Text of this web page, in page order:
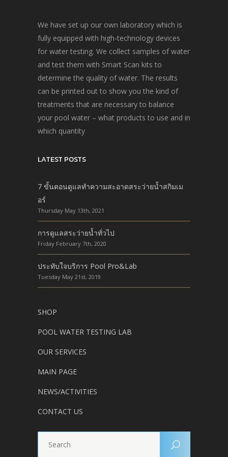
We have set up our own laboratory which is
fully equipped with high-technology devices
for water testing. We collect samples of water
and test them with Smart Scan kits to
determine the quality of water. The results
can be printed out to show you the kind of
treatments that are necessary to balance
your pool water – what products to use and in
which quantity
LATEST POSTS
7 ขั้นตอนดูแลทำความสะอาดสระว่ายน้ำสกิมเม
อร์
Thursday May 13th, 2021
การดูแลสระว่ายน้ำทั่วไป
Friday February 7th, 2020
ประทับใจบริการ Pool Pro&Lab
Tuesday May 21st, 2019
SHOP
POOL WATER TESTING LAB
OUR SERVICES
MAIN PAGE
NEWS/ACTIVITIES
CONTACT US